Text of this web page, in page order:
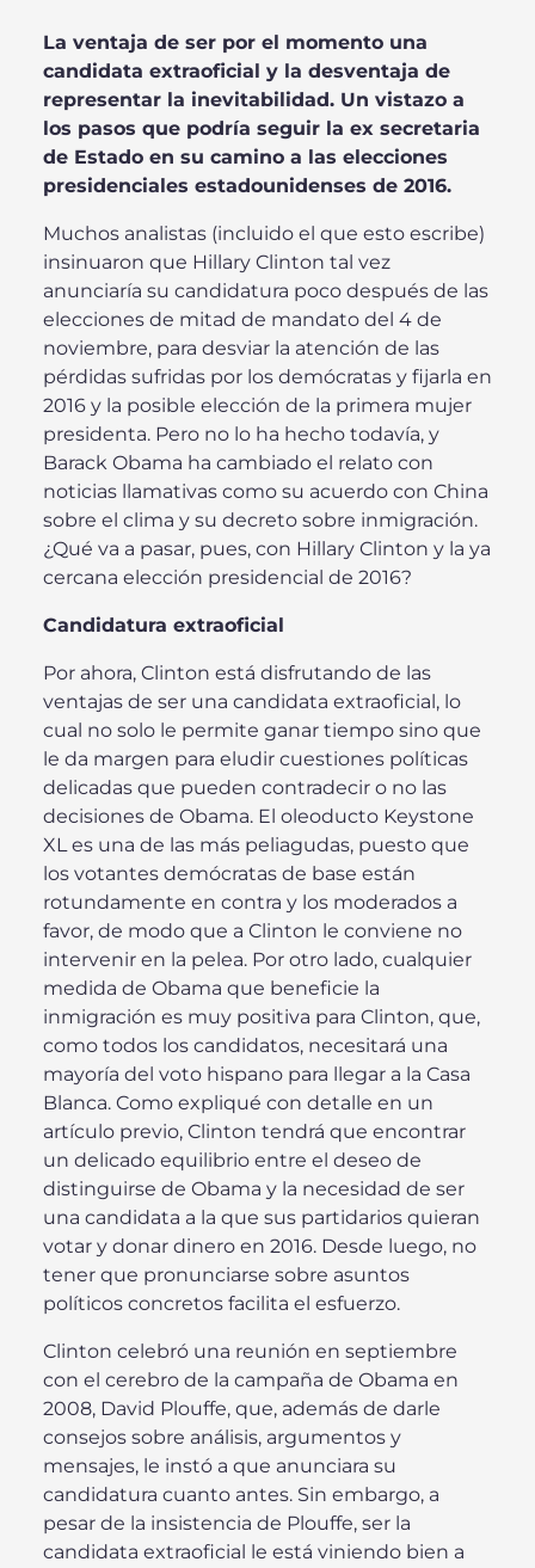
La ventaja de ser por el momento una
candidata extraoficial y la desventaja de
representar la inevitabilidad. Un vistazo a
los pasos que podría seguir la ex secretaria
de Estado en su camino a las elecciones
presidenciales estadounidenses de 2016.
Muchos analistas (incluido el que esto escribe)
insinuaron que Hillary Clinton tal vez
anunciaría su candidatura poco después de las
elecciones de mitad de mandato del 4 de
noviembre, para desviar la atención de las
pérdidas sufridas por los demócratas y fijarla en
2016 y la posible elección de la primera mujer
presidenta. Pero no lo ha hecho todavía, y
Barack Obama ha cambiado el relato con
noticias llamativas como su acuerdo con China
sobre el clima y su decreto sobre inmigración.
¿Qué va a pasar, pues, con Hillary Clinton y la ya
cercana elección presidencial de 2016?
Candidatura extraoficial
Por ahora, Clinton está disfrutando de las
ventajas de ser una candidata extraoficial, lo
cual no solo le permite ganar tiempo sino que
le da margen para eludir cuestiones políticas
delicadas que pueden contradecir o no las
decisiones de Obama. El oleoducto Keystone
XL es una de las más peliagudas, puesto que
los votantes demócratas de base están
rotundamente en contra y los moderados a
favor, de modo que a Clinton le conviene no
intervenir en la pelea. Por otro lado, cualquier
medida de Obama que beneficie la
inmigración es muy positiva para Clinton, que,
como todos los candidatos, necesitará una
mayoría del voto hispano para llegar a la Casa
Blanca. Como expliqué con detalle en un
artículo previo, Clinton tendrá que encontrar
un delicado equilibrio entre el deseo de
distinguirse de Obama y la necesidad de ser
una candidata a la que sus partidarios quieran
votar y donar dinero en 2016. Desde luego, no
tener que pronunciarse sobre asuntos
políticos concretos facilita el esfuerzo.
Clinton celebró una reunión en septiembre
con el cerebro de la campaña de Obama en
2008, David Plouffe, que, además de darle
consejos sobre análisis, argumentos y
mensajes, le instó a que anunciara su
candidatura cuanto antes. Sin embargo, a
pesar de la insistencia de Plouffe, ser la
candidata extraoficial le está viniendo bien a